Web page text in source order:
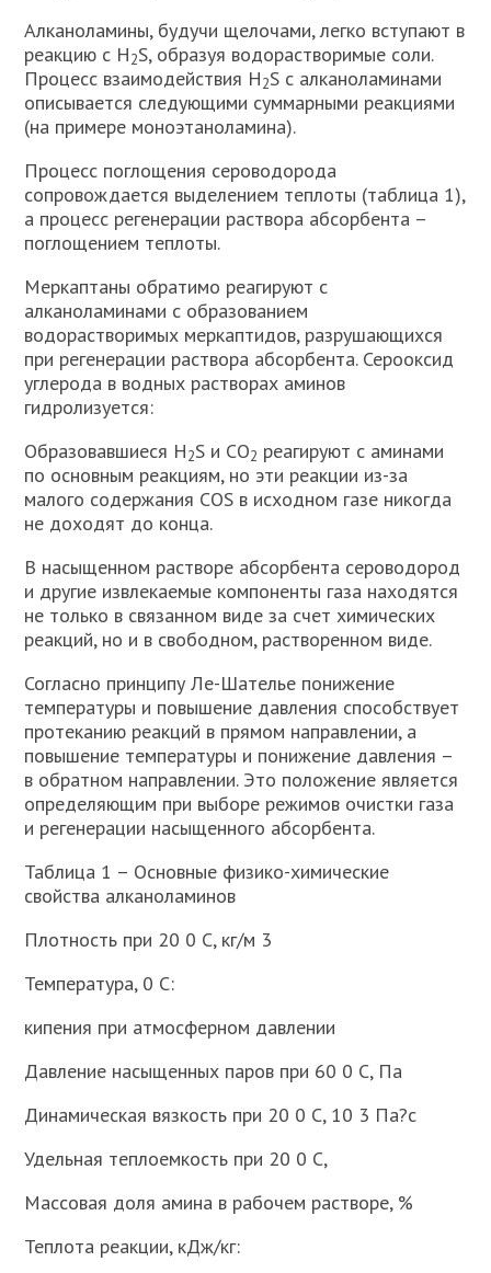
Алканоламины, будучи щелочами, легко вступают в
реакцию с H2S, образуя водорастворимые соли.
Процесс взаимодействия H2S с алканоламинами
описывается следующими суммарными реакциями
(на примере моноэтаноламина).
Процесс поглощения сероводорода
сопровождается выделением теплоты (таблица 1),
а процесс регенерации раствора абсорбента –
поглощением теплоты.
Меркаптаны обратимо реагируют с
алканоламинами с образованием
водорастворимых меркаптидов, разрушающихся
при регенерации раствора абсорбента. Серооксид
углерода в водных растворах аминов
гидролизуется:
Образовавшиеся H2S и СО2 реагируют с аминами
по основным реакциям, но эти реакции из-за
малого содержания СОS в исходном газе никогда
не доходят до конца.
В насыщенном растворе абсорбента сероводород
и другие извлекаемые компоненты газа находятся
не только в связанном виде за счет химических
реакций, но и в свободном, растворенном виде.
Согласно принципу Ле-Шателье понижение
температуры и повышение давления способствует
протеканию реакций в прямом направлении, а
повышение температуры и понижение давления –
в обратном направлении. Это положение является
определяющим при выборе режимов очистки газа
и регенерации насыщенного абсорбента.
Таблица 1 – Основные физико-химические
свойства алканоламинов
Плотность при 20 0 С, кг/м 3
Температура, 0 С:
кипения при атмосферном давлении
Давление насыщенных паров при 60 0 С, Па
Динамическая вязкость при 20 0 С, 10 3 Па?с
Удельная теплоемкость при 20 0 С,
Массовая доля амина в рабочем растворе, %
Теплота реакции, кДж/кг: